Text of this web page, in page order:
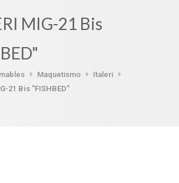
MIG-21 Bis
Maquetismo
Italeri
21 Bis "FISHBED"